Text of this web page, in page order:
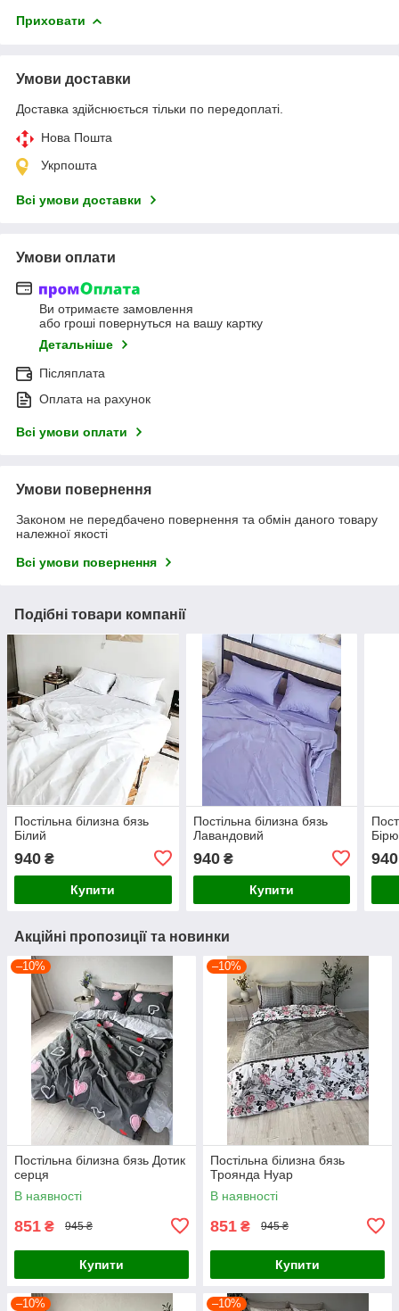
Приховати
Умови доставки
Доставка здійснюється тільки по передоплаті.
Нова Пошта
Укрпошта
Всі умови доставки
Умови оплати
Ви отримаєте замовлення
або гроші повернуться на вашу картку
Детальніше
Післяплата
Оплата на рахунок
Всі умови оплати
Умови повернення
Законом не передбачено повернення та обмін даного товару
належної якості
Всі умови повернення
Подібні товари компанії
Постільна білизна бязь
Білий
940 ₴
Купити
Постільна білизна бязь
Лавандовий
940₴
Купити
940
Акційні пропозиції та новинки
–10%
Постільна білизна бязь Дотик
серця
В наявності
851 ₴ 945 ₴
Купити
–10%
Постільна білизна бязь
Троянда Нуар
В наявності
851 ₴ 945 ₴
Купити
–10% –10%